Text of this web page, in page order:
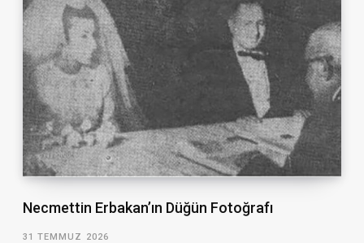
Necmettin Erbakan’ın Düğün Fotoğrafı
31 TEMMUZ 2026